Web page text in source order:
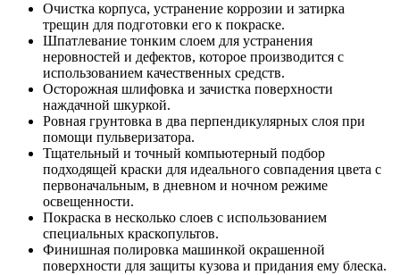
Очистка корпуса, устранение коррозии и затирка
трещин для подготовки его к покраске.
Шпатлевание тонким слоем для устранения
неровностей и дефектов, которое производится с
использованием качественных средств.
Осторожная шлифовка и зачистка поверхности
наждачной шкуркой.
Ровная грунтовка в два перпендикулярных слоя при
помощи пульверизатора.
Тщательный и точный компьютерный подбор
подходящей краски для идеального совпадения цвета с
первоначальным, в дневном и ночном режиме
освещенности.
Покраска в несколько слоев с использованием
специальных краскопультов.
Финишная полировка машинкой окрашенной
поверхности для защиты кузова и придания ему блеска.